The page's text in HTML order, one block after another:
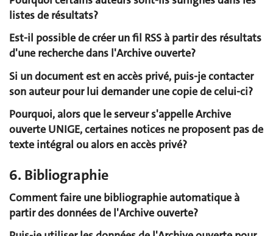
listes de résultats?
Est-il possible de créer un fil RSS à partir des résultats
d'une recherche dans l'Archive ouverte?
Si un document est en accès privé, puis-je contacter
son auteur pour lui demander une copie de celui-ci?
Pourquoi, alors que le serveur s'appelle Archive
ouverte UNIGE, certaines notices ne proposent pas de
texte intégral ou alors en accès privé?
6. Bibliographie
Comment faire une bibliographie automatique à
partir des données de l'Archive ouverte?